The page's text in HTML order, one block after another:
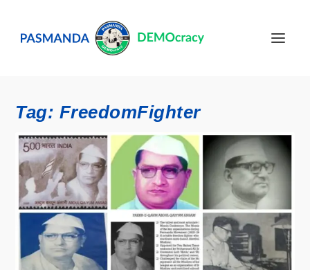
Tag: FreedomFighter